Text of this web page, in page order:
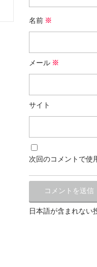
名前 ※
メール ※
サイト
次回のコメントで使
日本語が含まれない